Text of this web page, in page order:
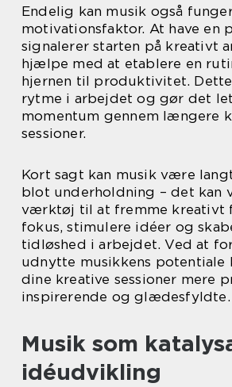
Endelig kan musik også
motivationsfaktor. At have en
signalerer starten på kreativt
hjælpe med at etablere en
hjernen til produktivitet. Dette
rytme i arbejdet og gør det
momentum gennem længere
sessioner.
Kort sagt kan musik være
blot underholdning – det kan
værktøj til at fremme kreativt
fokus, stimulere idéer og
tidløshed i arbejdet. Ved at
udnytte musikkens potentiale
dine kreative sessioner mere
inspirerende og glædesfyldte.
Musik som
idéudvikling